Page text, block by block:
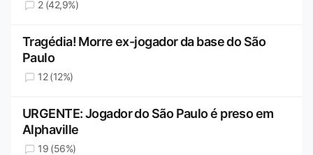
2 (42,9%)
Tragédia! Morre ex-jogador da base do São
Paulo
12 (12%)
URGENTE: Jogador do São Paulo é preso em
Alphaville
19 (56%)